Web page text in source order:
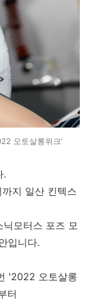
오토살롱위크'
.
지 일산 킨텍스
모터스 포즈 모
입니다.
'2022 오토살롱
터